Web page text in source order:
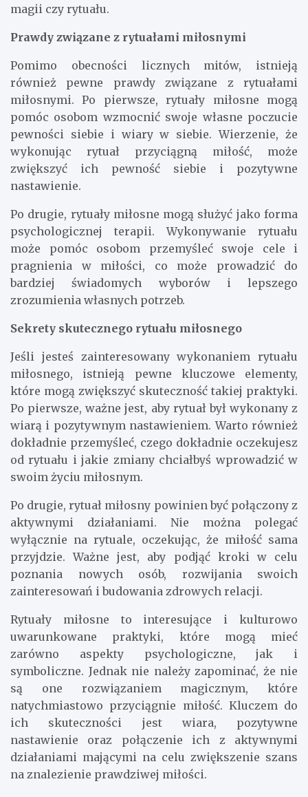
magii czy rytuału.
Prawdy związane z rytuałami miłosnymi
Pomimo obecności licznych mitów, istnieją
również pewne prawdy związane z rytuałami
miłosnymi. Po pierwsze, rytuały miłosne mogą
pomóc osobom wzmocnić swoje własne poczucie
pewności siebie i wiary w siebie. Wierzenie, że
wykonując rytuał przyciągną miłość, może
zwiększyć ich pewność siebie i pozytywne
nastawienie.
Po drugie, rytuały miłosne mogą służyć jako forma
psychologicznej terapii. Wykonywanie rytuału
może pomóc osobom przemyśleć swoje cele i
pragnienia w miłości, co może prowadzić do
bardziej świadomych wyborów i lepszego
zrozumienia własnych potrzeb.
Sekrety skutecznego rytuału miłosnego
Jeśli jesteś zainteresowany wykonaniem rytuału
miłosnego, istnieją pewne kluczowe elementy,
które mogą zwiększyć skuteczność takiej praktyki.
Po pierwsze, ważne jest, aby rytuał był wykonany z
wiarą i pozytywnym nastawieniem. Warto również
dokładnie przemyśleć, czego dokładnie oczekujesz
od rytuału i jakie zmiany chciałbyś wprowadzić w
swoim życiu miłosnym.
Po drugie, rytuał miłosny powinien być połączony z
aktywnymi działaniami. Nie można polegać
wyłącznie na rytuale, oczekując, że miłość sama
przyjdzie. Ważne jest, aby podjąć kroki w celu
poznania nowych osób, rozwijania swoich
zainteresowań i budowania zdrowych relacji.
Rytuały miłosne to interesujące i kulturowo
uwarunkowane praktyki, które mogą mieć
zarówno aspekty psychologiczne, jak i
symboliczne. Jednak nie należy zapominać, że nie
są one rozwiązaniem magicznym, które
natychmiastowo przyciągnie miłość. Kluczem do
ich skuteczności jest wiara, pozytywne
nastawienie oraz połączenie ich z aktywnymi
działaniami mającymi na celu zwiększenie szans
na znalezienie prawdziwej miłości.